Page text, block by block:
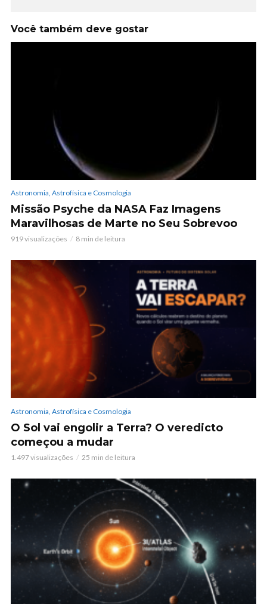
Você também deve gostar
Astronomia, Astrofísica e Cosmologia
Missão Psyche da NASA Faz Imagens
Maravilhosas de Marte no Seu Sobrevoo
919 visualizações 8 min de leitura
Astronomia, Astrofísica e Cosmologia
O Sol vai engolir a Terra? O veredicto
começou a mudar
1.497 visualizações 25 min de leitura